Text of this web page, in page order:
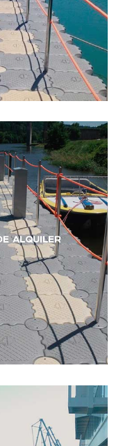
alquiler